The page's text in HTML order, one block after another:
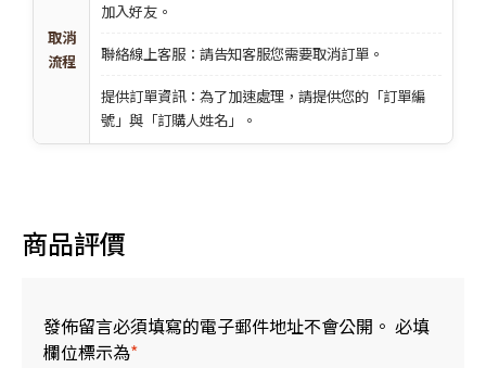
取消
流程
加入好友。
聯絡線上客服：請告知客服您需要取消訂單。
提供訂單資訊：為了加速處理，請提供您的「訂單編
號」與「訂購人姓名」。
商品評價
發佈留言必須填寫的電子郵件地址不會公開。 必填
欄位標示為*